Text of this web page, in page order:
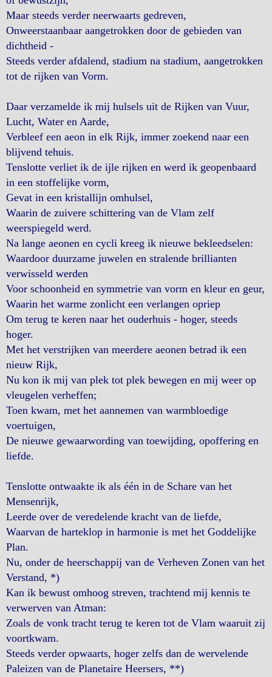
Maar steeds verder neerwaarts gedreven,
Onweerstaanbaar aangetrokken door de gebieden van
dichtheid -
Steeds verder afdalend, stadium na stadium, aangetrokken
tot de rijken van Vorm.
Daar verzamelde ik mij hulsels uit de Rijken van Vuur,
Lucht, Water en Aarde,
Verbleef een aeon in elk Rijk, immer zoekend naar een
blijvend tehuis.
Tenslotte verliet ik de ijle rijken en werd ik geopenbaard
in een stoffelijke vorm,
Gevat in een kristallijn omhulsel,
Waarin de zuivere schittering van de Vlam zelf
weerspiegeld werd.
Na lange aeonen en cycli kreeg ik nieuwe bekleedselen:
Waardoor duurzame juwelen en stralende brillianten
verwisseld werden
Voor schoonheid en symmetrie van vorm en kleur en geur,
Waarin het warme zonlicht een verlangen opriep
Om terug te keren naar het ouderhuis - hoger, steeds
hoger.
Met het verstrijken van meerdere aeonen betrad ik een
nieuw Rijk,
Nu kon ik mij van plek tot plek bewegen en mij weer op
vleugelen verheffen;
Toen kwam, met het aannemen van warmbloedige
voertuigen,
De nieuwe gewaarwording van toewijding, opoffering en
liefde.
Tenslotte ontwaakte ik als één in de Schare van het
Mensenrijk,
Leerde over de veredelende kracht van de liefde,
Waarvan de harteklop in harmonie is met het Goddelijke
Plan.
Nu, onder de heerschappij van de Verheven Zonen van het
Verstand, *)
Kan ik bewust omhoog streven, trachtend mij kennis te
verwerven van Atman:
Zoals de vonk tracht terug te keren tot de Vlam waaruit zij
voortkwam.
Steeds verder opwaarts, hoger zelfs dan de wervelende
Paleizen van de Planetaire Heersers, **)